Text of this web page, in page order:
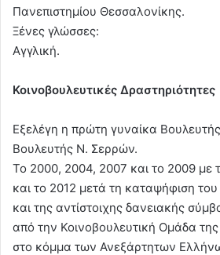
Πανεπιστημίου Θεσσαλονίκης.
Ξένες γλώσσες:
Αγγλική.
Κοινοβουλευτικές Δραστηριότητες
Εξελέγη η πρώτη γυναίκα
Βουλευτής Ν. Σερρών.
Το 2000, 2004, 2007 και το 2009 με
και το 2012 μετά τη καταψήφιση
και της αντίστοιχης δανειακής
από την Κοινοβουλευτική Ομάδα
στο κόμμα των Ανεξάρτητων